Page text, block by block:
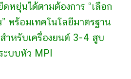
หยุ่นได้ตามต้องการ “เลือก
พร้อมเทคโนโลยีมาตรฐาน
ำหรับเครื่องยนต์ 3-4 สูบ
ะบบหัว MPI